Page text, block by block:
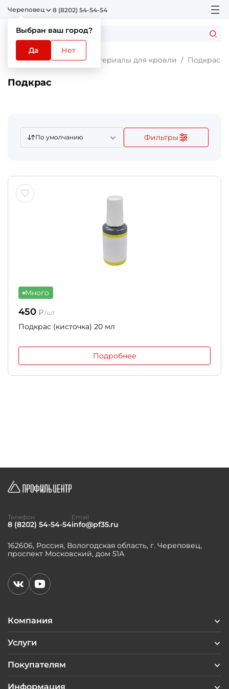
Череповец
Выбран ваш город?
Да Нет
8 (8202) 54-54-54
Главная Каталог Материалы для кровли Подкрас
Подкрас
По умолчанию Фильтры
Много
450 ₽/шт
Подкрас (кисточка) 20 мл
Подробнее
Компания
Услуги
Покупателям
Информация
162606, Россия, Вологодская область, г. Череповец,
проспект Московский, дом 51А
Телефон
8 (8202) 54-54-54
Email
info@pf35.ru